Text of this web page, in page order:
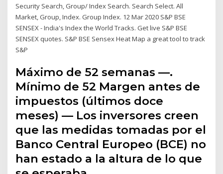
Security Search, Group/ Index Search. Search Select. All
Market, Group, Index. Group Index. 12 Mar 2020 S&P BSE
SENSEX - India's Index the World Tracks. Get live S&P BSE
SENSEX quotes. S&P BSE Sensex Heat Map a great tool to track
S&P
Máximo de 52 semanas —.
Mínimo de 52 Margen antes de
impuestos (últimos doce
meses) — Los inversores creen
que las medidas tomadas por el
Banco Central Europeo (BCE) no
han estado a la altura de lo que